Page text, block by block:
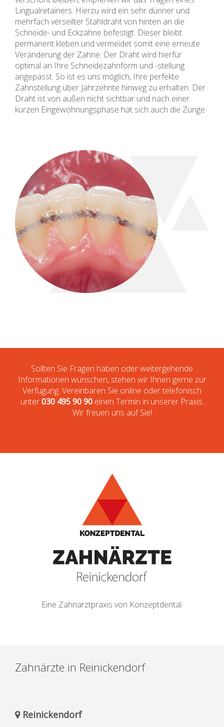
Lingualretainers. Hierzu wird ein sehr dünner und
mehrfach verseilter Stahldraht von hinten an die
Schneide- und Eckzähne befestigt. Dieser bleibt
permanent kleben und vermeidet somit eine erneute
Veränderung der Zähne. Der Draht wird hierfür
optimal an Ihre Schneidezahnform und -stellung
angepasst. So ist es uns möglich, Ihre perfekte
Zahnstellung über Jahrzehnte hinweg zu erhalten. Der
Draht ist von außen nicht sichtbar und nach einer
kurzen Eingewöhnungsphase hat sich auch die Zunge
Sollten Sie Fragen haben oder weitergehende
Informationen wünschen, stehen wir Ihnen gerne zur
Verfügung. Vereinbaren Sie online oder telefonisch
unter030 495 90 90einen Termin in unserer Praxis.
Wir freuen uns auf Sie!
Eine Zahnarztpraxis von Konzeptdental.
Zahnärzte in Reinickendorf
Reinickendorf